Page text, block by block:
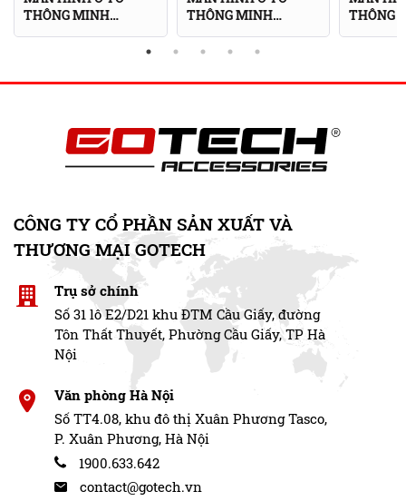
Ngập tràn các ứng dụng giải trí
thiết bị hỗ trợ lái xe, mà còn là trung tâm giải trí di
động với ngập tràn các ứng dụng hiện đại như:
YouTube, Zing MP3, Spotify, VTV Go, Netflix… Người
dùng có thể thả ga xem đá bóng, cập nhật tin tức, xem
phim trực tuyến,…mà không lo bỏ lỡ thời gian vàng
THÔNG MINH
THÔNG MINH
THÔNG
CÔNG TY CỔ PHẦN SẢN XUẤT VÀ
THƯƠNG MẠI GOTECH
Trụ sở chính
Số 31 lô E2/D21 khu ĐTM Cầu Giấy, đường
Tôn Thất Thuyết, Phường Cầu Giấy, TP Hà
Nội
Văn phòng Hà Nội
Số TT4.08, khu đô thị Xuân Phương Tasco,
P. Xuân Phương, Hà Nội
1900.633.642
contact@gotech.vn